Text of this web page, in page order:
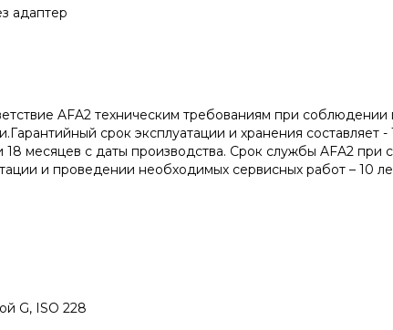
адаптер
AFA2 техническим требованиям при
срок эксплуатации и хранения составляет
18 месяцев с даты производства. Срок службы AFA2
и проведении необходимых сервисных работ – 10
G, ISO 228